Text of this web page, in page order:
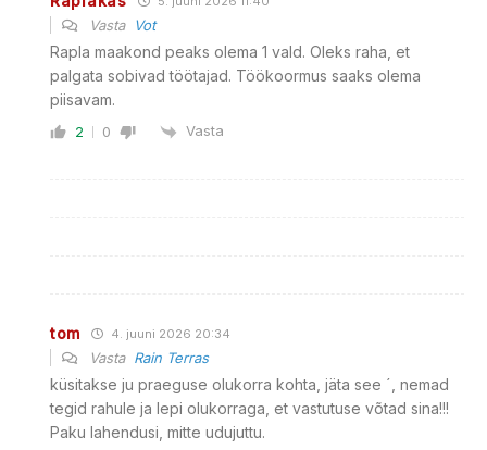
Vasta Vot
Rapla maakond peaks olema 1 vald. Oleks raha, et
palgata sobivad töötajad. Töökoormus saaks olema
piisavam.
2 0 Vasta
tom 4. juuni 2026 20:34
Vasta Rain Terras
küsitakse ju praeguse olukorra kohta, jäta see ´, nemad
tegid rahule ja lepi olukorraga, et vastutuse võtad sina!!!
Paku lahendusi, mitte udujuttu.